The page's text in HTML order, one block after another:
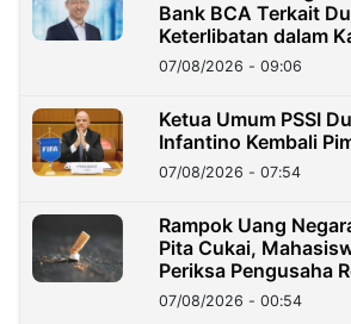
Bank BCA Terkait
Keterlibatan dalam
Dana Nasabah
07/08/2026 - 09:06
Ketua Umum PSSI
Infantino Kembali
07/08/2026 - 07:54
Rampok Uang
Pita Cukai,
Periksa Pengusaha
07/08/2026 - 00:54